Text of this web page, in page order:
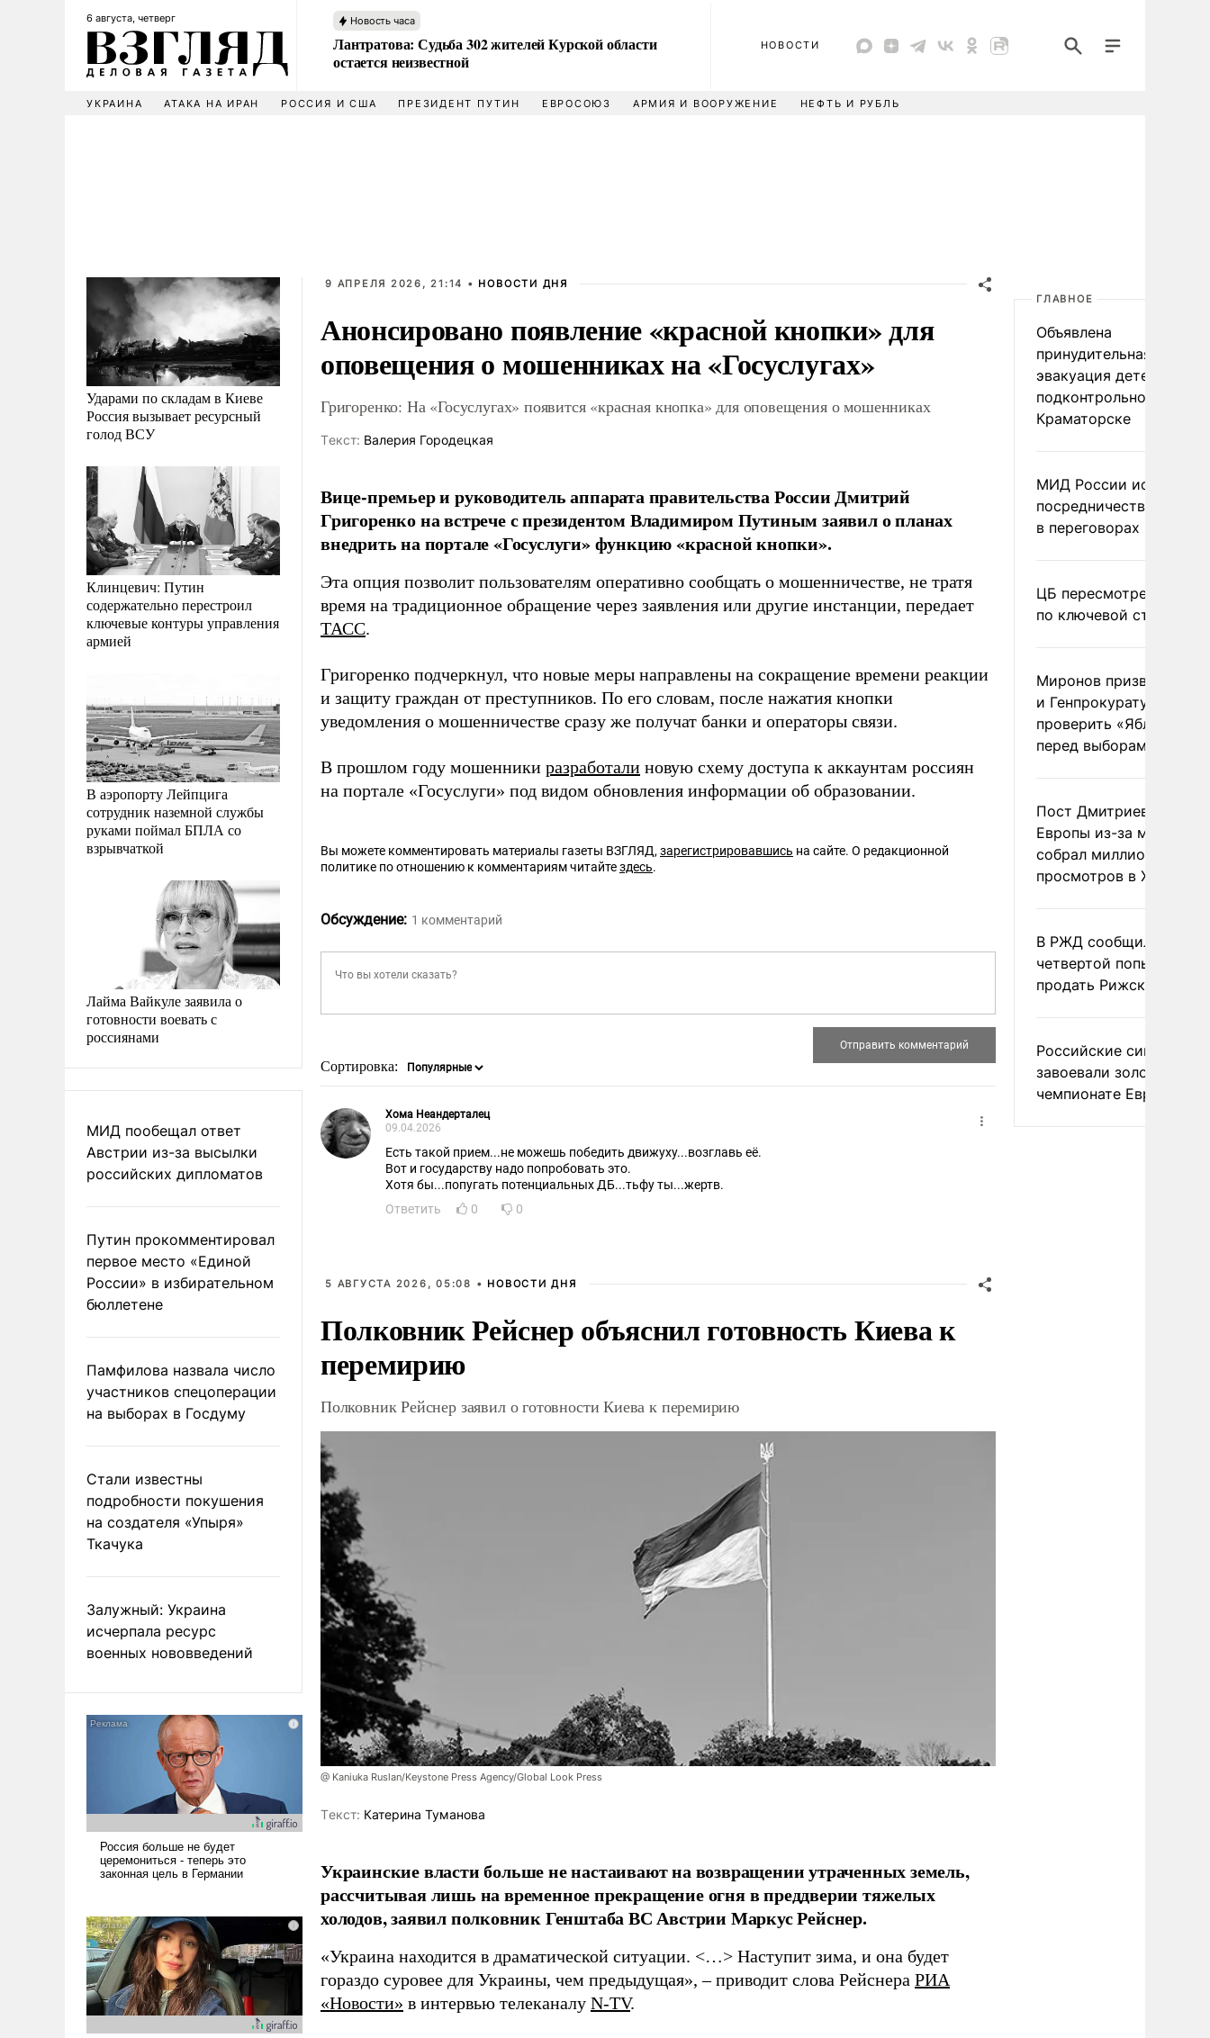
6 августа, четверг Новость часа
Лантратова: Судьба 302 жителей Курской области
остается неизвестной
НОВОСТИ
УКРАИНА АТАКА НА ИРАН РОССИЯ И США ПРЕЗИДЕНТ ПУТИН ЕВРОСОЮЗ АРМИЯ И ВООРУЖЕНИЕ НЕФТЬ И РУБЛЬ
Ударами по складам в Киеве
Россия вызывает ресурсный
голод ВСУ
Клинцевич: Путин
содержательно перестроил
ключевые контуры управления
армией
В аэропорту Лейпцига
сотрудник наземной службы
руками поймал БПЛА со
взрывчаткой
Лайма Вайкуле заявила о
готовности воевать с
россиянами
МИД пообещал ответ
Австрии из-за высылки
российских дипломатов
Путин прокомментировал
первое место «Единой
России» в избирательном
бюллетене
Памфилова назвала число
участников спецоперации
на выборах в Госдуму
Стали известны
подробности покушения
на создателя «Упыря»
Ткачука
Залужный: Украина
исчерпала ресурс
военных нововведений
9 АПРЕЛЯ 2026, 21:14 • НОВОСТИ ДНЯ
Анонсировано появление «красной кнопки» для
оповещения о мошенниках на «Госуслугах»
Григоренко: На «Госуслугах» появится «красная кнопка» для оповещения о мошенниках
Tекст: Валерия Городецкая
Вице-премьер и руководитель аппарата правительства России Дмитрий
Григоренко на встрече с президентом Владимиром Путиным заявил о планах
внедрить на портале «Госуслуги» функцию «красной кнопки».
Эта опция позволит пользователям оперативно сообщать о мошенничестве, не тратя
время на традиционное обращение через заявления или другие инстанции, передает
ТАСС.
Григоренко подчеркнул, что новые меры направлены на сокращение времени реакции
и защиту граждан от преступников. По его словам, после нажатия кнопки
уведомления о мошенничестве сразу же получат банки и операторы связи.
В прошлом году мошенники разработали новую схему доступа к аккаунтам россиян
на портале «Госуслуги» под видом обновления информации об образовании.
Вы можете комментировать материалы газеты ВЗГЛЯД, зарегистрировавшись на сайте. О редакционной
политике по отношению к комментариям читайтездесь.
Обсуждение: 1 комментарий
Сортировка:
Хома Неандерталец
09.04.2026
Есть такой прием...не можешь победить движуху...возглавь её.
Вот и государству надо попробовать это.
Хотя бы...попугать потенциальных ДБ...тьфу ты...жертв.
Ответить
0 0
5 АВГУСТА 2026, 05:08 • НОВОСТИ ДНЯ
Полковник Рейснер объяснил готовность Киева к
перемирию
Полковник Рейснер заявил о готовности Киева к перемирию
@ Kaniuka Ruslan/Keystone Press Agency/Global Look Press
Tекст: Катерина Туманова
Украинские власти больше не настаивают на возвращении утраченных земель,
рассчитывая лишь на временное прекращение огня в преддверии тяжелых
холодов, заявил полковник Генштаба ВС Австрии Маркус Рейснер.
«Украина находится в драматической ситуации. <…> Наступит зима, и она будет
гораздо суровее для Украины, чем предыдущая», – приводит слова Рейснера РИА
«Новости» в интервью телеканалу N-TV.
ГЛАВНОЕ
Объявлена
принудительная
эвакуация детей в
подконтрольном Киеву
Краматорске
МИД России исключил
посредничество
в переговорах по
ЦБ пересмотрел
по ключевой ставке
Миронов призвал
и Генпрокуратуру
проверить «Яблоко»
перед выборами
Пост Дмитриева о
Европы из-за
собрал миллион
просмотров в X
В РЖД сообщили о
четвертой попытке
продать Рижский
Российские
завоевали золото на
чемпионате Европы